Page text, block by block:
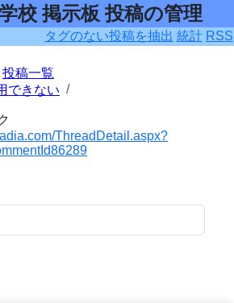
校 掲示板 投稿の管理
タグのない投稿を抽出 統計 RSS
投稿一覧
できない
ThreadDetail.aspx?